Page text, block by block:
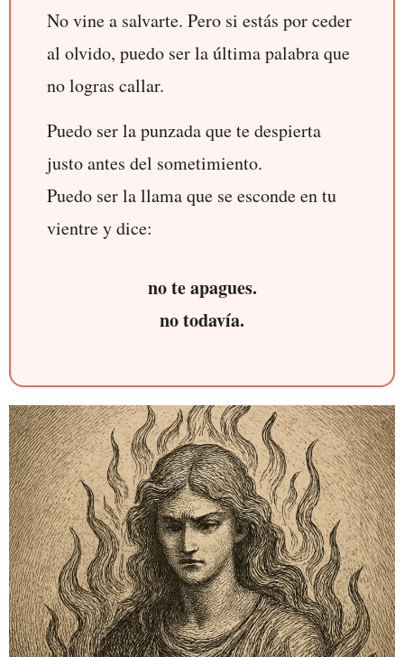
No vine a salvarte. Pero si estás por ceder
al olvido, puedo ser la última palabra que
no logras callar.
Puedo ser la punzada que te despierta
justo antes del sometimiento.
Puedo ser la llama que se esconde en tu
vientre y dice:
no te apagues.
no todavía.